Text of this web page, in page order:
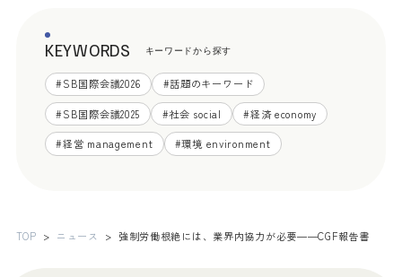
KEYWORDS キーワードから探す
#SB国際会議2026 #話題のキーワード
#SB国際会議2025 #社会 social #経済 economy
#経営 management #環境 environment
TOP ニュース 強制労働根絶には、業界内協力が必要――CGF報告書